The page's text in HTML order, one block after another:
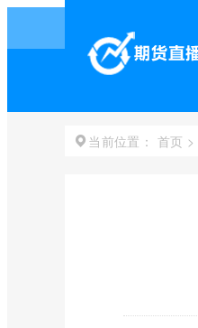
当前位置： 首页 >